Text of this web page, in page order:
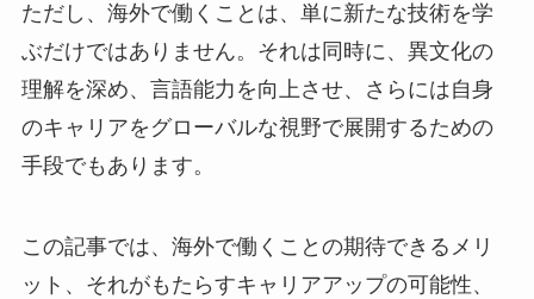
ただし、海外で働くことは、単に新たな技術を学
ぶだけではありません。それは同時に、異文化の
理解を深め、言語能力を向上させ、さらには自身
のキャリアをグローバルな視野で展開するための
手段でもあります。
この記事では、海外で働くことの期待できるメリ
ット、それがもたらすキャリアアップの可能性、